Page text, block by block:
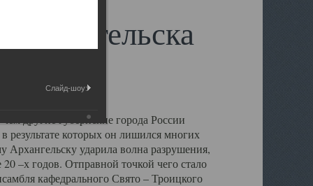
другие губернские города России
результате которых он лишился многих
ударила волна разрушения,
–х годов. Отправной точкой чего стало
кафедрального Свято – Троицкого
Слайд-шоу: